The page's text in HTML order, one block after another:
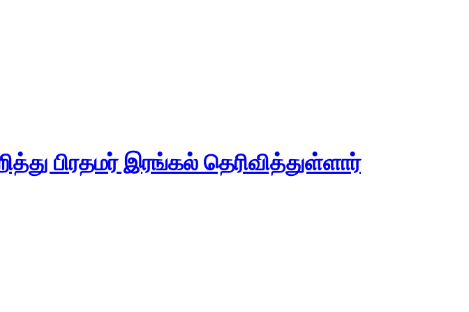
பிரதமர் இரங்கல் தெரிவித்துள்ளார்